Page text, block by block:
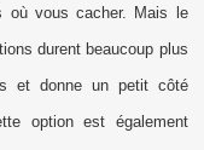
où vous cacher. Mais le
durent beaucoup plus
et donne un petit côté
option est également